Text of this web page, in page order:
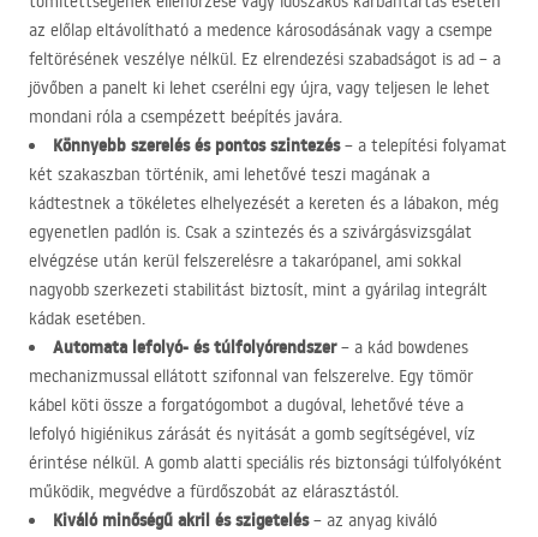
az előlap eltávolítható a medence károsodásának vagy a csempe
feltörésének veszélye nélkül. Ez elrendezési szabadságot is ad – a
jövőben a panelt ki lehet cserélni egy újra, vagy teljesen le lehet
mondani róla a csempézett beépítés javára.
Könnyebb szerelés és pontos szintezés– a telepítési folyamat
két szakaszban történik, ami lehetővé teszi magának a
kádtestnek a tökéletes elhelyezését a kereten és a lábakon, még
egyenetlen padlón is. Csak a szintezés és a szivárgásvizsgálat
elvégzése után kerül felszerelésre a takarópanel, ami sokkal
nagyobb szerkezeti stabilitást biztosít, mint a gyárilag integrált
kádak esetében.
Automata lefolyó- és túlfolyórendszer– a kád bowdenes
mechanizmussal ellátott szifonnal van felszerelve. Egy tömör
kábel köti össze a forgatógombot a dugóval, lehetővé téve a
lefolyó higiénikus zárását és nyitását a gomb segítségével, víz
érintése nélkül. A gomb alatti speciális rés biztonsági túlfolyóként
működik, megvédve a fürdőszobát az elárasztástól.
Kiváló minőségű akril és szigetelés– az anyag kiváló